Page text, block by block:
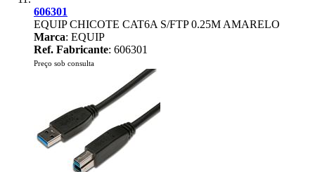
606301
EQUIP CHICOTE CAT6A S/FTP 0.25M AMARELO
Marca: EQUIP
Ref. Fabricante: 606301
Preço sob consulta